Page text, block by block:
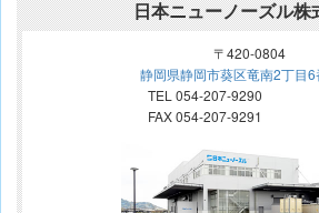
日本ニューノーズル株
〒420-0804
静岡県静岡市葵区竜南2丁目
TEL 054-207-9290
FAX 054-207-9291